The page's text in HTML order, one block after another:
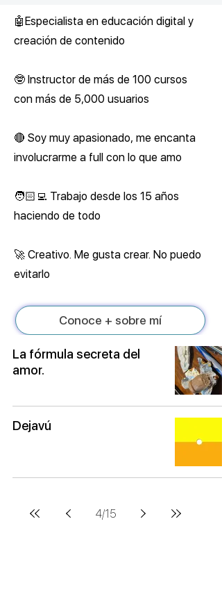
🤖Especialista en educación digital y
creación de contenido
🤓 Instructor de más de 100 cursos
con más de 5,000 usuarios
🔴 Soy muy apasionado, me encanta
involucrarme a full con lo que amo
🧑🏻‍💻 Trabajo desde los 15 años
haciendo de todo
🚀 Creativo. Me gusta crear. No puedo
evitarlo
Conoce + sobre mí
La fórmula secreta del
amor.
Dejavú
4/15